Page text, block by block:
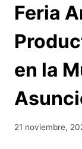
Feria
en la
21 noviembre,